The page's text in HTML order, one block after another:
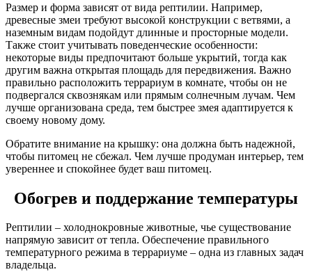
Размер и форма зависят от вида рептилии. Например,
древесные змеи требуют высокой конструкции с ветвями, а
наземным видам подойдут длинные и просторные модели.
Также стоит учитывать поведенческие особенности:
некоторые виды предпочитают больше укрытий, тогда как
другим важна открытая площадь для передвижения. Важно
правильно расположить террариум в комнате, чтобы он не
подвергался сквознякам или прямым солнечным лучам. Чем
лучше организована среда, тем быстрее змея адаптируется к
своему новому дому.
Обратите внимание на крышку: она должна быть надежной,
чтобы питомец не сбежал. Чем лучше продуман интерьер, тем
увереннее и спокойнее будет ваш питомец.
Обогрев и поддержание температуры
Рептилии – холоднокровные животные, чье существование
напрямую зависит от тепла. Обеспечение правильного
температурного режима в террариуме – одна из главных задач
владельца.